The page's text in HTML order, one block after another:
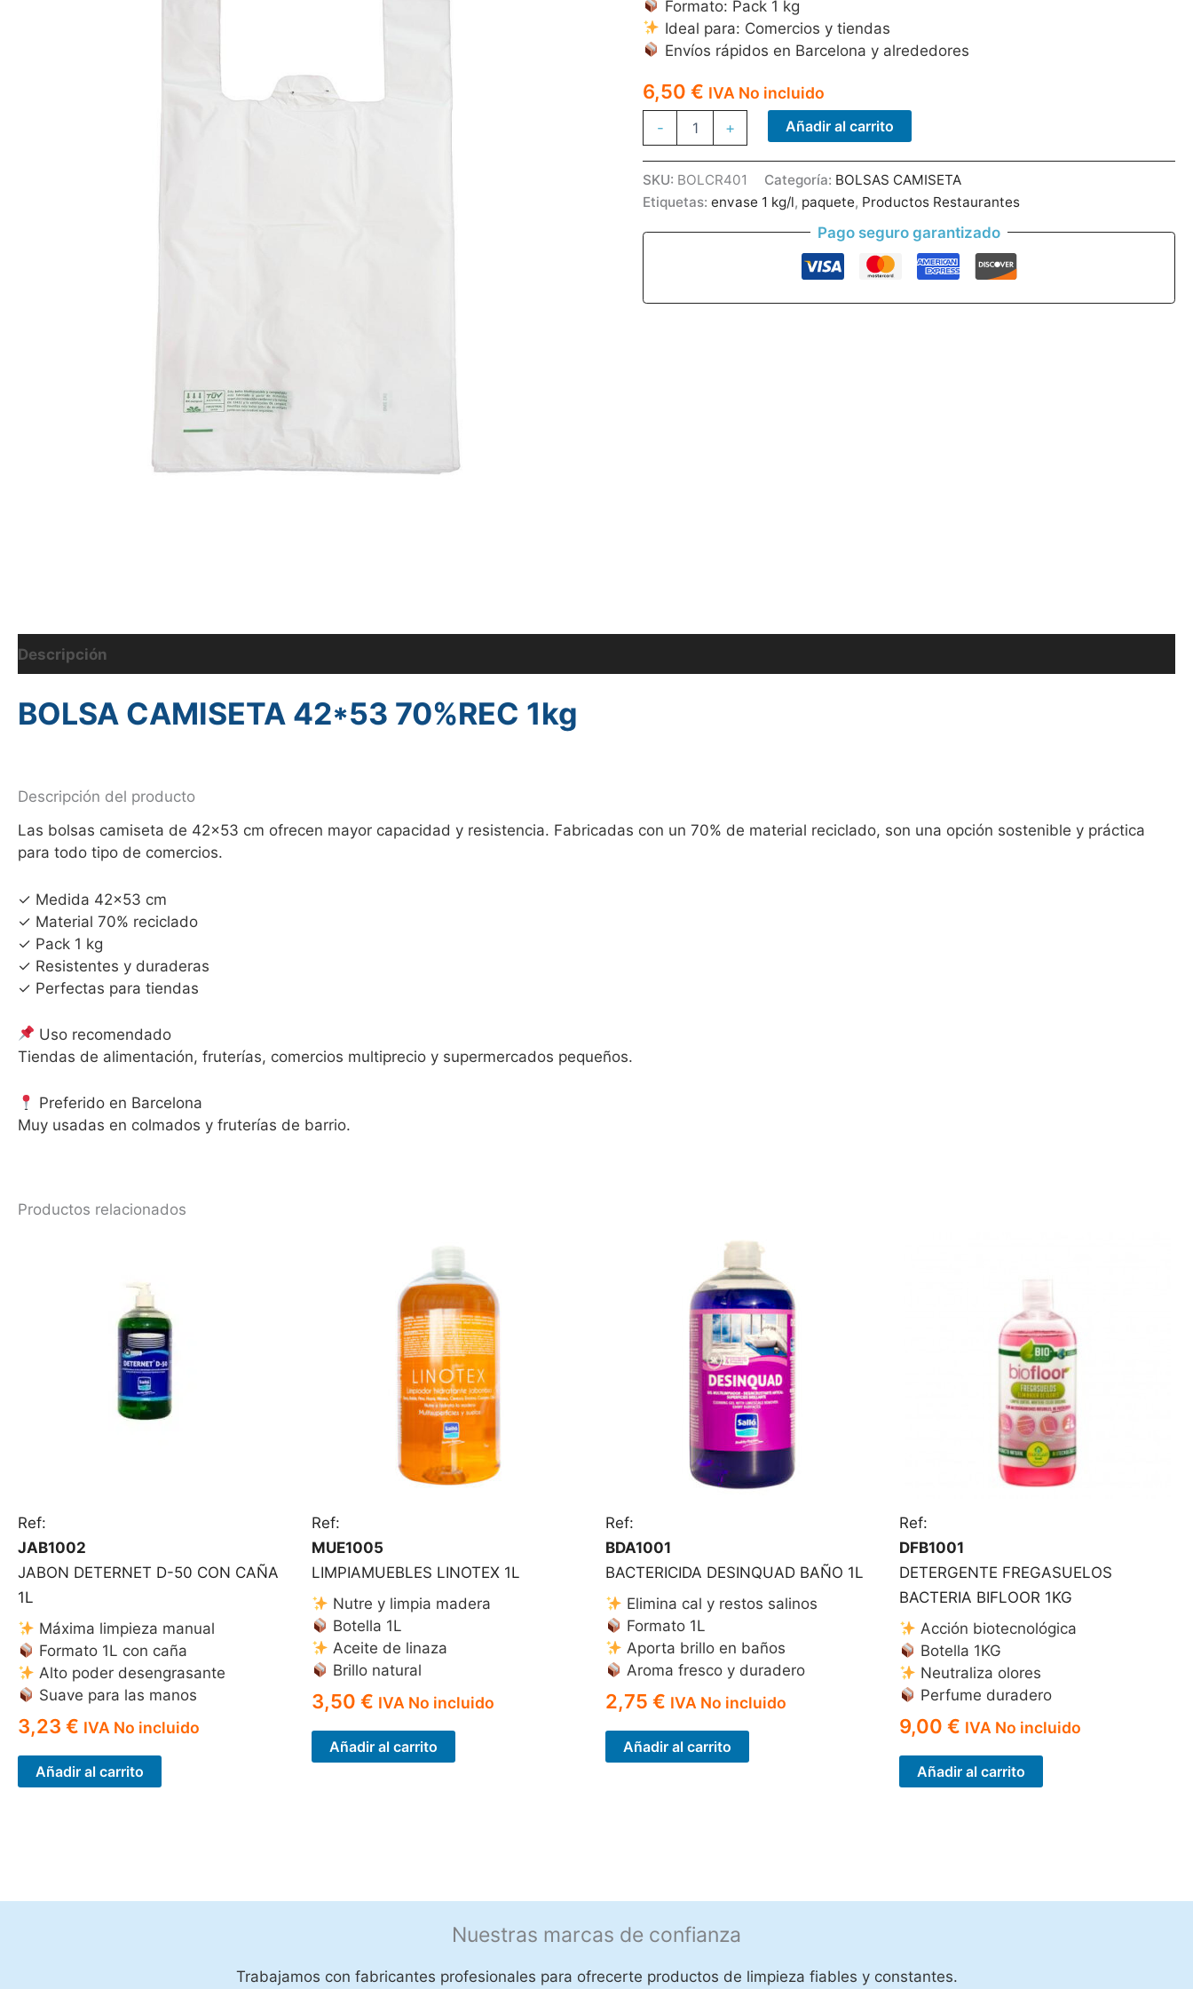
Formato: Pack 1 kg
Ideal para: Comercios y tiendas
Envíos rápidos en Barcelona y alrededores
6,50€ IVA No incluido
-
CAMISETA
70%REC
1kg
cantidad
+ Añadir al carrito
SKU: BOLCR401 Categoría: BOLSAS CAMISETA
Etiquetas:envase 1 kg/l, paquete, Productos Restaurantes
Pago seguro garantizado
Descripción
BOLSA CAMISETA 42*53 70%REC 1kg
Descripción del producto
Las bolsas camiseta de 42×53 cm ofrecen mayor capacidad y resistencia. Fabricadas con un 70% de material reciclado, son una opción sostenible y práctica
para todo tipo de comercios.
✓ Medida 42×53 cm
✓ Material 70% reciclado
✓ Pack 1 kg
✓ Resistentes y duraderas
✓ Perfectas para tiendas
Uso recomendado
Tiendas de alimentación, fruterías, comercios multiprecio y supermercados pequeños.
Preferido en Barcelona
Muy usadas en colmados y fruterías de barrio.
Productos relacionados
Ref:
JAB1002
JABON DETERNET D-50 CON CAÑA
1L
Máxima limpieza manual
Formato 1L con caña
Alto poder desengrasante
Suave para las manos
3,23 € IVA No incluido
Añadir al carrito
Ref:
MUE1005
LIMPIAMUEBLES LINOTEX 1L
Nutre y limpia madera
Botella 1L
Aceite de linaza
Brillo natural
3,50 € IVA No incluido
Añadir al carrito
Ref:
BDA1001
BACTERICIDA DESINQUAD BAÑO 1L
Elimina cal y restos salinos
Formato 1L
Aporta brillo en baños
Aroma fresco y duradero
2,75 € IVA No incluido
Añadir al carrito
Ref:
DFB1001
DETERGENTE FREGASUELOS
BACTERIA BIFLOOR 1KG
Acción biotecnológica
Botella 1KG
Neutraliza olores
Perfume duradero
9,00 € IVA No incluido
Añadir al carrito
Nuestras marcas de confianza
Trabajamos con fabricantes profesionales para ofrecerte productos de limpieza fiables y constantes.